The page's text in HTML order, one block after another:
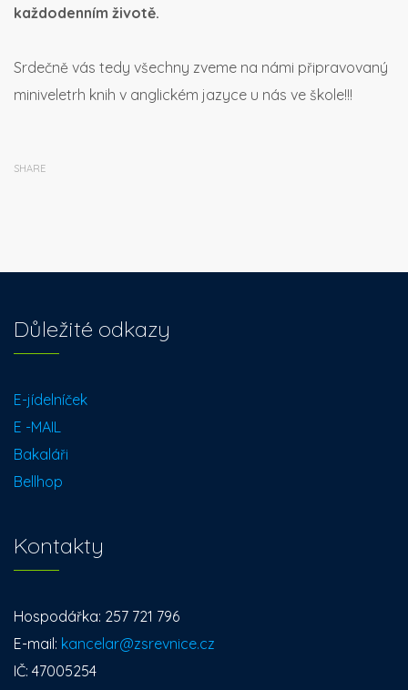
každodenním životě.
Srdečně vás tedy všechny zveme na námi připravovaný
miniveletrh knih v anglickém jazyce u nás ve škole!!!
SHARE
Důležité odkazy
E-jídelníček
E -MAIL
Bakaláři
Bellhop
Kontakty
Hospodářka: 257 721 796
E-mail: kancelar@zsrevnice.cz
IČ: 47005254